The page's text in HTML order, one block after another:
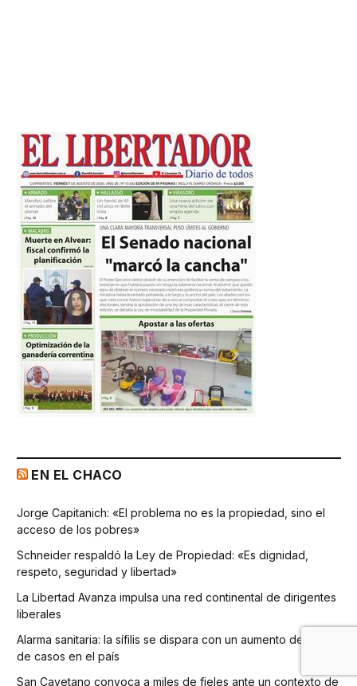
EN EL CHACO
Jorge Capitanich: «El problema no es la propiedad, sino el
acceso de los pobres»
Schneider respaldó la Ley de Propiedad: «Es dignidad,
respeto, seguridad y libertad»
La Libertad Avanza impulsa una red continental de dirigentes
liberales
Alarma sanitaria: la sífilis se dispara con un aumento del 75%
de casos en el país
San Cayetano convoca a miles de fieles ante un contexto de